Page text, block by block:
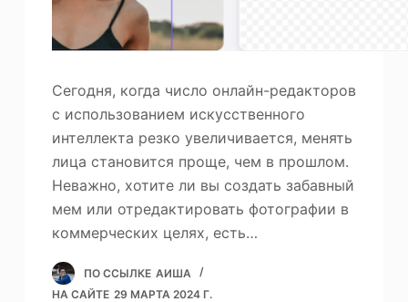
Сегодня, когда число онлайн-редакторов
с использованием искусственного
интеллекта резко увеличивается, менять
лица становится проще, чем в прошлом.
Неважно, хотите ли вы создать забавный
мем или отредактировать фотографии в
коммерческих целях, есть…
ПО ССЫЛКЕ АИША
НА САЙТЕ 29 МАРТА 2024 Г.